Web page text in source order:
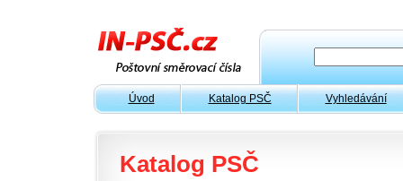
Úvod Katalog PSČ Vyhledávání
Katalog PSČ